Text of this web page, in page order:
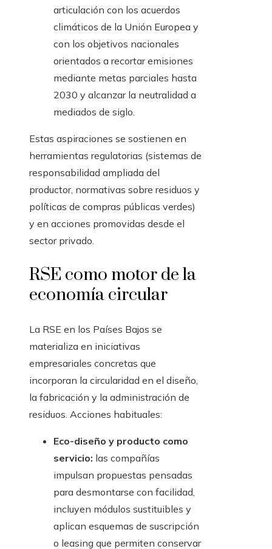
articulación con los acuerdos
climáticos de la Unión Europea y
con los objetivos nacionales
orientados a recortar emisiones
mediante metas parciales hasta
2030 y alcanzar la neutralidad a
mediados de siglo.
Estas aspiraciones se sostienen en
herramientas regulatorias (sistemas de
responsabilidad ampliada del
productor, normativas sobre residuos y
políticas de compras públicas verdes)
y en acciones promovidas desde el
sector privado.
RSE como motor de la
economía circular
La RSE en los Países Bajos se
materializa en iniciativas
empresariales concretas que
incorporan la circularidad en el diseño,
la fabricación y la administración de
residuos. Acciones habituales:
Eco-diseño y producto como
servicio: las compañías
impulsan propuestas pensadas
para desmontarse con facilidad,
incluyen módulos sustituibles y
aplican esquemas de suscripción
o leasing que permiten conservar